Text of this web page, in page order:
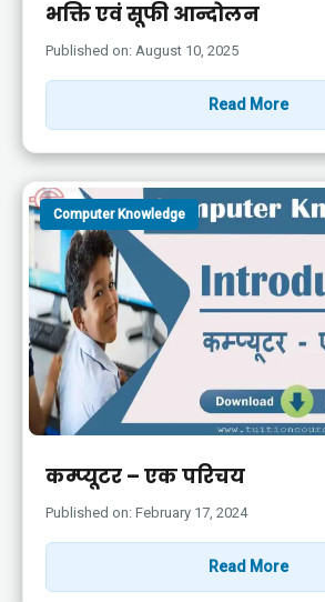
भक्ति एवं सूफी आन्दोलन
Published on: August 10, 2025
Read More
Computer Knowledge
कम्प्यूटर – एक परिचय
Published on: February 17, 2024
Read More